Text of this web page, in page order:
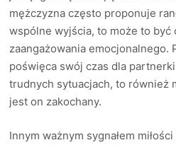
mężczyzna często proponuje
wspólne wyjścia, to może to być
zaangażowania emocjonalnego.
poświęca swój czas dla
trudnych sytuacjach, to również
jest on zakochany.
Innym ważnym sygnałem